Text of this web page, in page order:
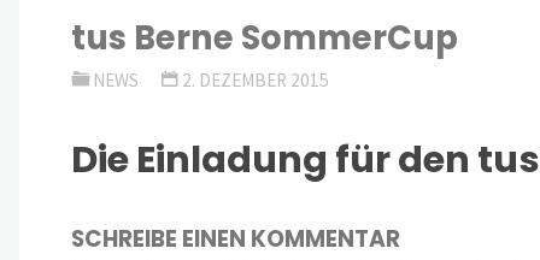
tus Berne SommerCup
NEWS 2. DEZEMBER 2015
Die Einladung für den
SCHREIBE EINEN KOMMENTAR